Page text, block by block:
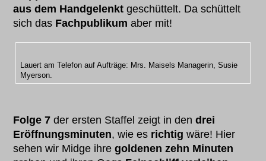
aus dem Handgelenkt geschüttelt. Da schüttelt
sich das Fachpublikum aber mit!
Lauert am Telefon auf Aufträge: Mrs. Maisels Managerin, Susie
Myerson.
Folge 7 der ersten Staffel zeigt in dendrei
Eröffnungsminuten, wie es richtig wäre! Hier
sehen wir Midge ihregoldenen zehn Minuten